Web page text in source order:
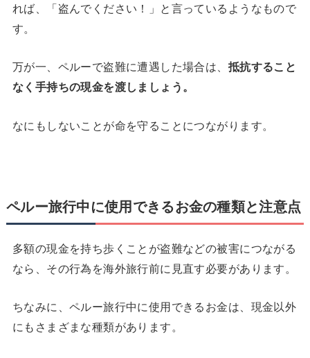
れば、「盗んでください！」と言っているようなもので
す。
万が一、ペルーで盗難に遭遇した場合は、 抵抗すること
なく手持ちの現金を渡しましょう。
なにもしないことが命を守ることにつながります。
ペルー旅行中に使用できるお金の種類と注意点
多額の現金を持ち歩くことが盗難などの被害につながる
なら、その行為を海外旅行前に見直す必要があります。
ちなみに、ペルー旅行中に使用できるお金は、現金以外
にもさまざまな種類があります。